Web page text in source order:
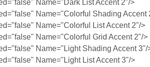
Name="Dark List Accent 2"/>
Name="Colorful Shading Accent
Name="Colorful List Accent 2"/>
Name="Colorful Grid Accent 2"/>
Name="Light Shading Accent 3"/
Name="Light List Accent 3"/>